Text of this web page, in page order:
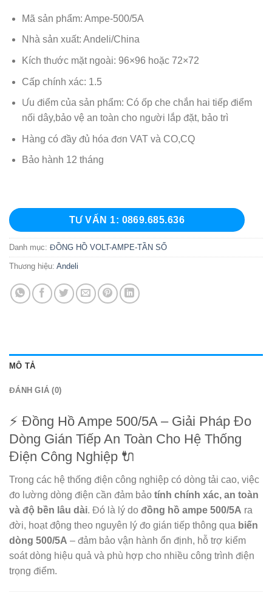
Mã sản phẩm: Ampe-500/5A
Nhà sản xuất: Andeli/China
Kích thước mặt ngoài: 96×96 hoặc 72×72
Cấp chính xác: 1.5
Ưu điểm của sản phẩm: Có ốp che chắn hai tiếp điểm
nối dây,bảo vệ an toàn cho người lắp đặt, bảo trì
Hàng có đầy đủ hóa đơn VAT và CO,CQ
Bảo hành 12 tháng
TƯ VẤN 1: 0869.685.636
Danh mục: ĐỒNG HỒ VOLT-AMPE-TẦN SỐ
Thương hiệu: Andeli
MÔ TẢ
ĐÁNH GIÁ (0)
⚡ Đồng Hồ Ampe 500/5A – Giải Pháp Đo
Dòng Gián Tiếp An Toàn Cho Hệ Thống
Điện Công Nghiệp 🔌
Trong các hệ thống điện công nghiệp có dòng tải cao, việc
đo lường dòng điện cần đảm bảo tính chính xác, an toàn
và độ bền lâu dài. Đó là lý do đồng hồ ampe 500/5A ra
đời, hoạt động theo nguyên lý đo gián tiếp thông qua biến
dòng 500/5A – đảm bảo vận hành ổn định, hỗ trợ kiểm
soát dòng hiệu quả và phù hợp cho nhiều công trình điện
trọng điểm.